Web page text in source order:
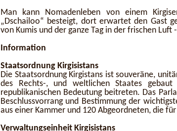
Man kann Nomadenleben von einem
„Dschailoo“ besteigt, dort erwartet den Gast
von Kumis und der ganze Tag in der frischen
Information
Staatsordnung Kirgisistans
Die Staatsordnung Kirgistans ist souveräne,
des Rechts-, und weltlichen Staates
republikanischen Bedeutung beitreten. Das
Beschlussvorrang und Bestimmung der
aus einer Kammer und 120 Abgeordneten, die
Verwaltungseinheit Kirgisistans